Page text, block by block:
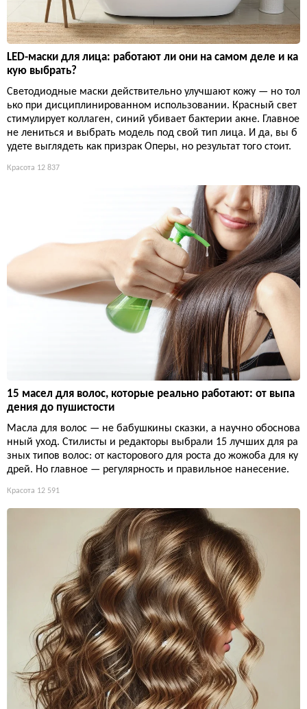
LED-маски для лица: работают ли они на самом деле и ка
кую выбрать?
Светодиодные маски действительно улучшают кожу — но тол
ько при дисциплинированном использовании. Красный свет
стимулирует коллаген, синий убивает бактерии акне. Главное
не лениться и выбрать модель под свой тип лица. И да, вы б
удете выглядеть как призрак Оперы, но результат того стоит.
Красота 12 837
15 масел для волос, которые реально работают: от выпа
дения до пушистости
Масла для волос — не бабушкины сказки, а научно обоснова
нный уход. Стилисты и редакторы выбрали 15 лучших для ра
зных типов волос: от касторового для роста до жожоба для ку
дрей. Но главное — регулярность и правильное нанесение.
Красота 12 591